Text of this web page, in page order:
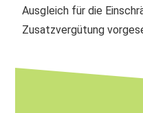
Ausgleich für die
Zusatzvergütung